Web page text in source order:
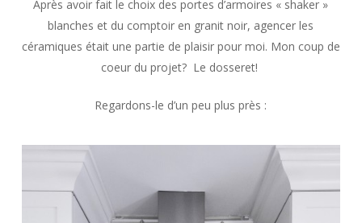
Après avoir fait le choix des portes d’armoires « shaker »
blanches et du comptoir en granit noir, agencer les
céramiques était une partie de plaisir pour moi. Mon coup de
coeur du projet? Le dosseret!
Regardons-le d’un peu plus près :